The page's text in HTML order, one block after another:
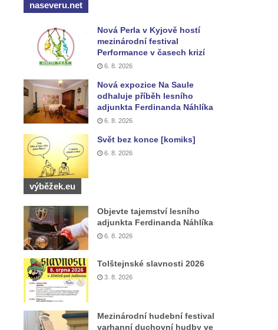
naseveru.net
Nová Perla v Kyjově hostí
mezinárodní festival
Performance v časech krizí
6. 8. 2026
Nová expozice Na Saule
odhaluje příběh lesního
adjunkta Ferdinanda Náhlíka
6. 8. 2026
Svět bez konce [komiks]
6. 8. 2026
výběžek.eu
Objevte tajemství lesního
adjunkta Ferdinanda Náhlíka
6. 8. 2026
Tolštejnské slavnosti 2026
3. 8. 2026
Mezinárodní hudební festival
varhanní duchovní hudby ve